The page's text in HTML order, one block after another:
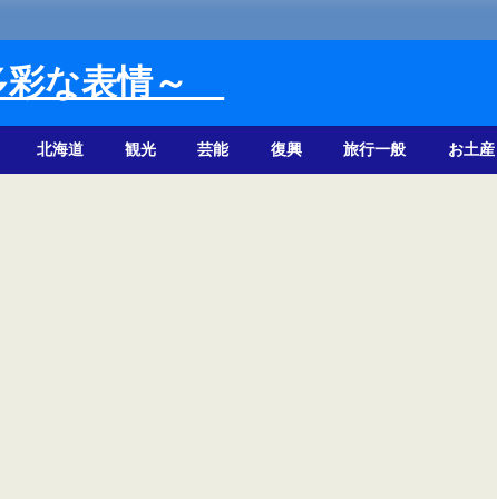
彩な表情～
北海道 観光 芸能 復興 旅行一般 お土